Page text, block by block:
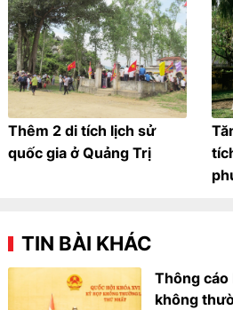
Thêm 2 di tích lịch sử
quốc gia ở Quảng Trị
TIN BÀI KHÁC
Thông cáo
không